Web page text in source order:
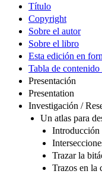
Título
Copyright
Sobre el autor
Sobre el libro
Esta edición en
Tabla de
Presentación
Presentation
Investigación /
Un atlas para
Introducción
Trazar la
Trazos en la